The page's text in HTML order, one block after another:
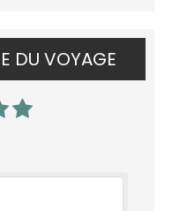
DU VOYAGE